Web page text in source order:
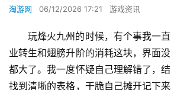
淘游网 06/12/2026 17:21 游戏资讯
玩烽火九州的时候，有个事我一
业转生和翅膀升阶的消耗这块，界面
都大了。我一度怀疑自己理解错了，
找到清晰的表格，干脆自己摊开记下